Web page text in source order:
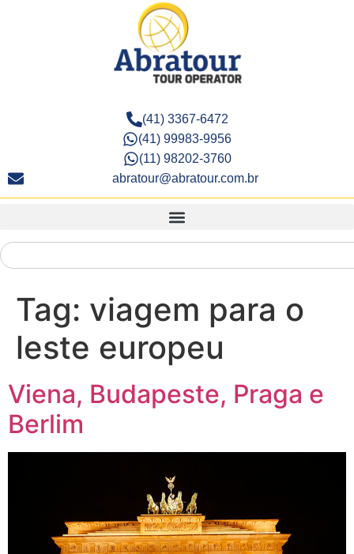
(41) 3367-6472
(41) 99983-9956
(11) 98202-3760
abratour@abratour.com.br
Tag: viagem para o
leste europeu
Viena, Budapeste, Praga e
Berlim